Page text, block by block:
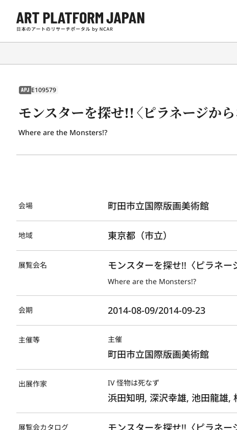
APJ E109579
モンスターを探せ!!〈ピラネージから
Where are the Monsters!?
会場 町田市立国際版画美術館
地域 東京都（市立）
展覧会名 モンスターを探せ!!〈ピラネー
Where are the Monsters!?
会期 2014-08-09/2014-09-23
主催等 主催
町田市立国際版画美術館
出展作家 IV 怪物は死なず
浜田知明, 深沢幸雄, 池田龍雄,
展覧会カタログ モンスターを探せ!!〈ピラネ